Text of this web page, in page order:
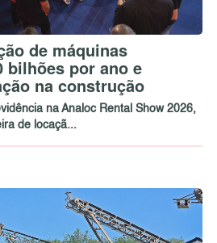
de máquinas
bilhões por ano e
na construção
na Analoc Rental Show 2026,
de locaçã...